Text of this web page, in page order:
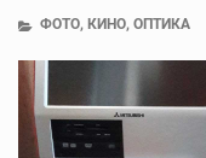
ФОТО, КИНО, ОПТИКА